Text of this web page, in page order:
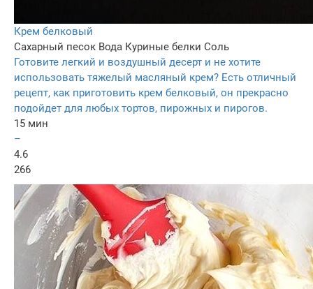
Крем белковый
Сахарный песок Вода Куриные белки Соль
Готовите легкий и воздушный десерт и не хотите
использовать тяжелый масляный крем? Есть отличный
рецепт, как приготовить крем белковый, он прекрасно
подойдет для любых тортов, пирожных и пирогов.
15 мин
–
4.6
266